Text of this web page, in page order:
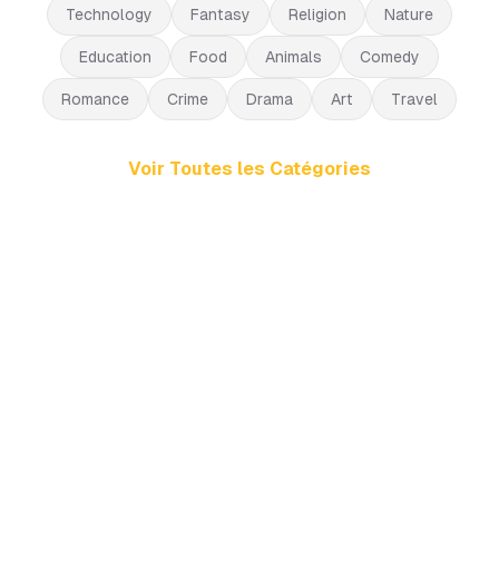
Technology Fantasy Religion Nature
Education Food Animals Comedy
Romance Crime Drama Art Travel
Voir Toutes les Catégories